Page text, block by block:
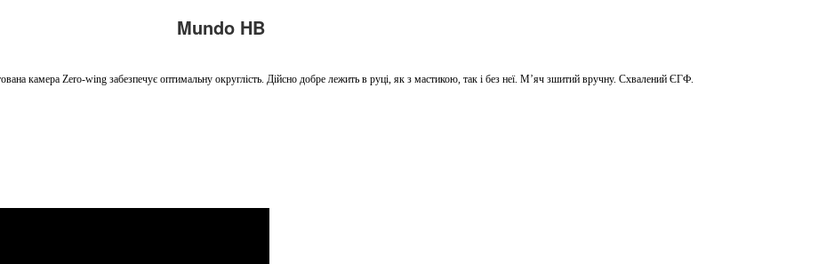
Mundo HB
камера Zero-wing забезпечує оптимальну округлість. Дійсно добре лежить в руці, як з мастикою, так і без неї. М’яч зшитий вручну. Схвалений ЄГФ.